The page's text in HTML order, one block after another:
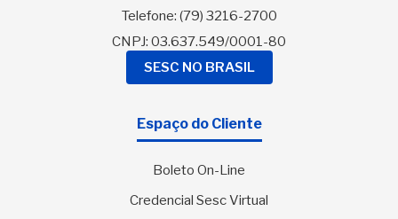
Telefone: (79) 3216-2700
CNPJ: 03.637.549/0001-80
SESC NO BRASIL
Espaço do Cliente
Boleto On-Line
Credencial Sesc Virtual